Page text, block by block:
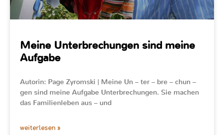
Meine Unterbrechungen sind meine
Aufgabe
Autorin: Page Zyromski | Meine Un – ter – bre – chun –
gen sind meine Aufgabe Unterbrechungen. Sie machen
das Familienleben aus – und
weiterlesen »